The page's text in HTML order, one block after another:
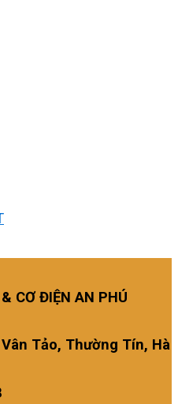
CƠ ĐIỆN AN PHÚ
Tảo, Thường Tín, Hà